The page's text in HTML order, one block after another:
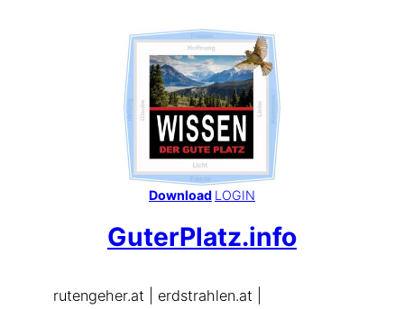
Download LOGIN
GuterPlatz.info
rutengeher.at | erdstrahlen.at |